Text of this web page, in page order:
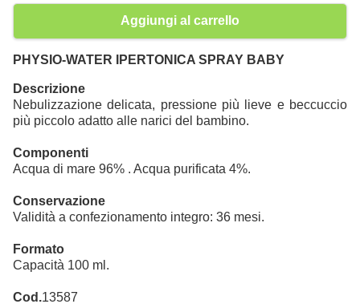
Aggiungi al carrello
PHYSIO-WATER IPERTONICA SPRAY BABY
Descrizione
Nebulizzazione delicata, pressione più lieve e beccuccio
più piccolo adatto alle narici del bambino.
Componenti
Acqua di mare 96% . Acqua purificata 4%.
Conservazione
Validità a confezionamento integro: 36 mesi.
Formato
Capacità 100 ml.
Cod.13587